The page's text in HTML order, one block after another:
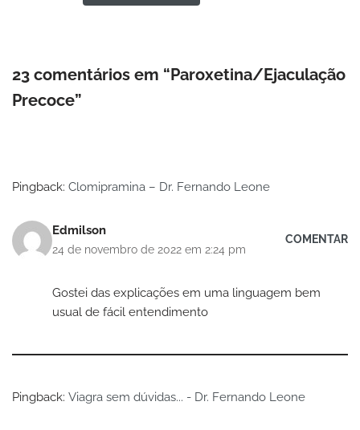
23 comentários em “Paroxetina/Ejaculação
Precoce”
Pingback: Clomipramina – Dr. Fernando Leone
Edmilson
24 de novembro de 2022 em 2:24 pm
COMENTAR
Gostei das explicações em uma linguagem bem
usual de fácil entendimento
Pingback: Viagra sem dúvidas... - Dr. Fernando Leone